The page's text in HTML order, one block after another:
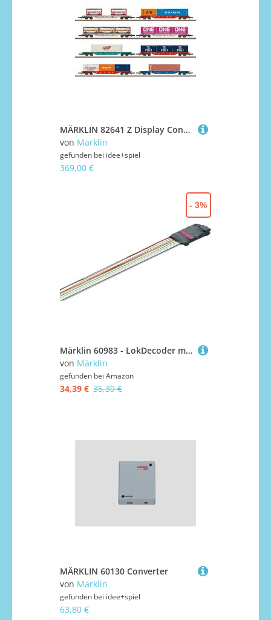
MÄRKLIN 82641 Z Display Containertragwagen Sgns 691, DB AG, Ep. VI
von Marklin
gefunden bei idee+spiel
369,00 €
Märklin 60983 - LokDecoder mLD/3 m.Kabel u.Stecker
von Märklin
gefunden bei Amazon
34,39 € 35,39 €
- 3%
MÄRKLIN 60130 Converter
von Marklin
gefunden bei idee+spiel
63,80 €